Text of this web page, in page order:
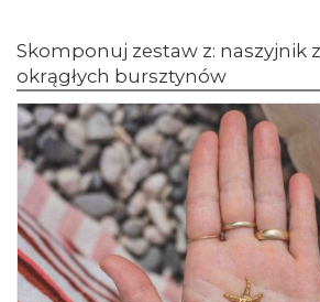
Skomponuj zestaw z: naszyjnik
okrągłych bursztynów